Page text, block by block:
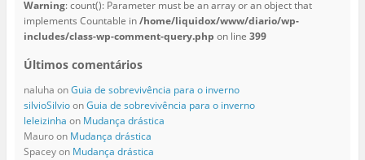
Warning: count(): Parameter must be an array or an object that
implements Countable in/home/liquidox/www/diario/wp-
includes/class-wp-comment-query.php on line 399
Últimos comentários
naluha onGuia de sobrevivência para o inverno
silvioSilvioonGuia de sobrevivência para o inverno
leleizinha on Mudança drástica
Mauroon Mudança drástica
Spaceyon Mudança drástica